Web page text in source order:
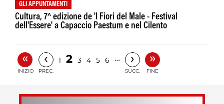
GLI APPUNTAMENTI
Cultura, 7^ edizione de 'I Fiori del Male - Festival
dell'Essere' a Capaccio Paestum e nel Cilento
«
INIZIO
‹
PREC.
1 2 3 4 5 6 … ›
SUCC.
»
FINE